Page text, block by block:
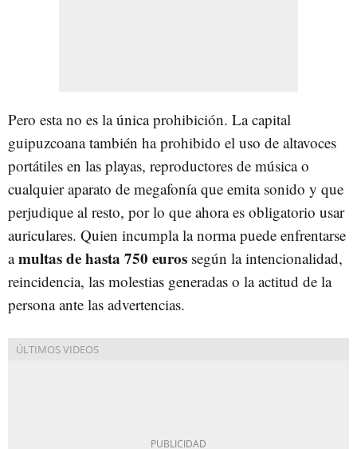
Pero esta no es la única prohibición. La capital
guipuzcoana también ha prohibido el uso de altavoces
portátiles en las playas, reproductores de música o
cualquier aparato de megafonía que emita sonido y que
perjudique al resto, por lo que ahora es obligatorio usar
auriculares. Quien incumpla la norma puede enfrentarse
amultas de hasta 750 euros según la intencionalidad,
reincidencia, las molestias generadas o la actitud de la
persona ante las advertencias.